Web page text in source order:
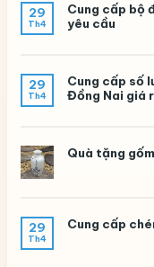
29
Th4
Cung cấp bộ
yêu cầu
29
Th4
Cung cấp số
Đồng Nai giá
Quà tặng
29
Th4
Cung cấp